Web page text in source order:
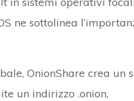
ne sottolinea
OnionShare crea un
un indirizzo .onion,